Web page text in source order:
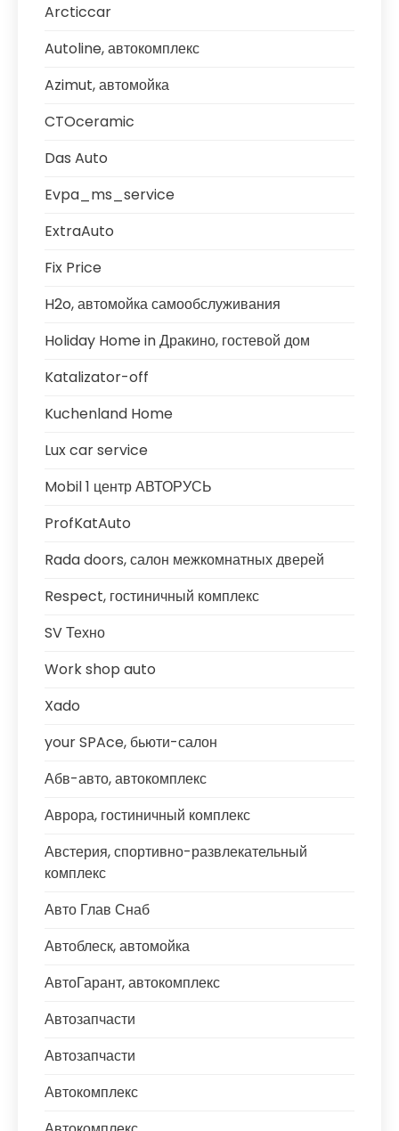
Arcticcar
Autoline, автокомплекс
Azimut, автомойка
CTOceramic
Das Auto
Evpa_ms_service
ExtraAuto
Fix Price
H2o, автомойка самообслуживания
Holiday Home in Дракино, гостевой дом
Katalizator-off
Kuchenland Home
Lux car service
Mobil 1 центр АВТОРУСЬ
ProfKatAuto
Rada doors, салон межкомнатных дверей
Respect, гостиничный комплекс
SV Техно
Work shop auto
Xado
your SPAce, бьюти-салон
Абв-авто, автокомплекс
Аврора, гостиничный комплекс
Австерия, спортивно-развлекательный
комплекс
Авто Глав Снаб
Автоблеск, автомойка
АвтоГарант, автокомплекс
Автозапчасти
Автозапчасти
Автокомплекс